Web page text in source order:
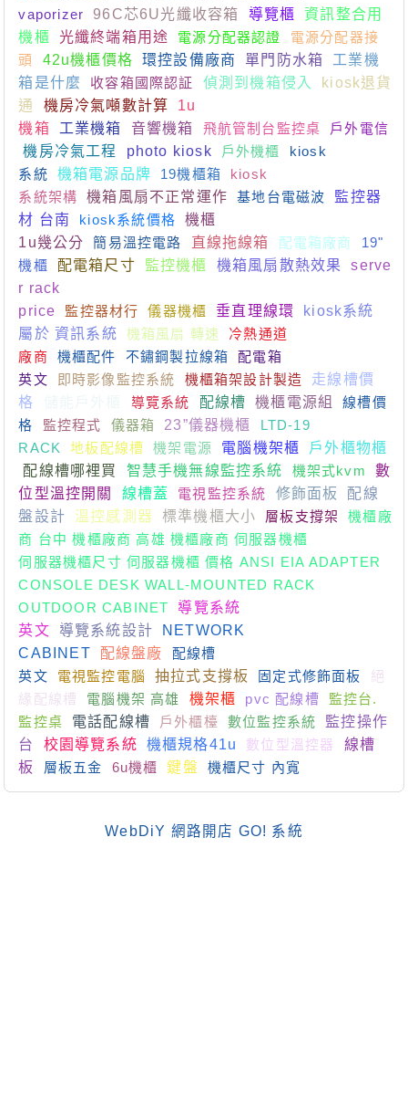
vaporizer
96C芯6U光纖收容箱 導覽櫃
資訊整合用
機櫃
光纖終端箱用途 電源分配器認證
電源分配器接
頭
42u機櫃價格 環控設備廠商 單門防水箱
工業機
箱是什麼
收容箱國際認証 偵測到機箱侵入
kiosk退貨
通
機房冷氣噸數計算
1u
機箱
工業機箱 音響機箱 飛航管制台監控桌
戶外電信
機房冷氣工程
photo kiosk 戶外機櫃
kiosk
系統
機箱電源品牌 19機櫃箱
kiosk
系統架構
機箱風扇不正常運作 基地台電磁波
監控器
材 台南
kiosk系統價格
機櫃
1u幾公分
簡易溫控電路 直線拖線箱 配電箱廠商
19"
機櫃
配電箱尺寸 監控機櫃 機箱風扇散熱效果
serve
r rack
price
監控器材行 儀器機櫃 垂直理線環
kiosk系統
屬於 資訊系統
機箱風扇 轉速
冷熱通道
廠商
機櫃配件 不鏽鋼製拉線箱
配電箱
英文
即時影像監控系統 機櫃箱架設計製造
走線槽價
格
導覽系統 配線槽 機櫃電源組
線槽價
格
監控程式 儀器箱 23”儀器機櫃
LTD-19
RACK
地板配線槽 機架電源 電腦機架櫃
戶外櫃物櫃
配線槽哪裡買
智慧手機無線監控系統 機架式kvm
數
位型溫控開關
線槽蓋 電視監控系統 修飾面板
配線
盤設計
溫控感測器 標準機櫃大小 層板支撐架
機櫃廠
商 台中 機櫃廠商 高雄 機櫃廠商 伺服器機櫃
伺服器機櫃尺寸 伺服器機櫃 價格 ANSI EIA ADAPTER
CONSOLE DESK WALL-MOUNTED RACK
OUTDOOR CABINET
導覽系統
英文
導覽系統設計
NETWORK
CABINET
配線盤廠
配線槽
英文
電視監控電腦 抽拉式支撐板 固定式修飾面板
絕
緣配線槽
電腦機架 高雄 機架櫃 pvc 配線槽
監控台.
監控桌
電話配線槽 戶外櫃檯 數位監控系統
監控操作
台
校園導覽系統 機櫃規格41u 數位型溫控器
線槽
板
層板五金 6u機櫃 鍵盤 機櫃尺寸 內寬
WebDiY 網路開店 GO! 系統